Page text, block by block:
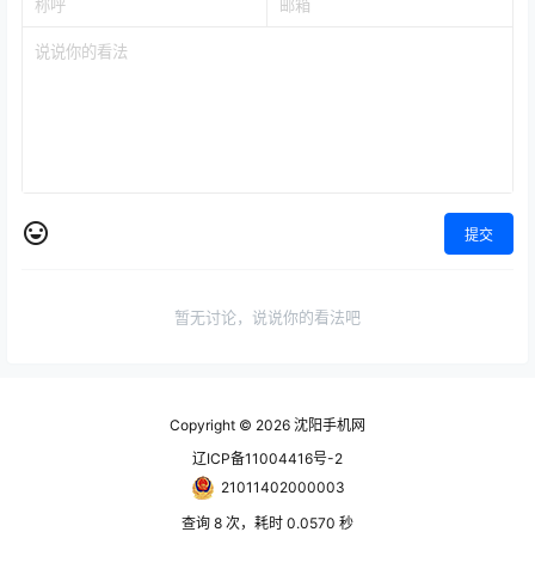
提交
暂无讨论，说说你的看法吧
Copyright © 2026 沈阳手机网
辽ICP备11004416号-2
21011402000003
查询 8 次，耗时 0.0570 秒